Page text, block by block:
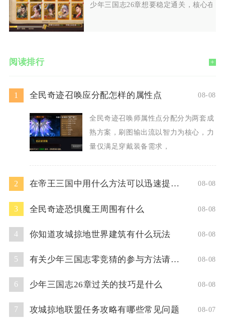
少年三国志26章想要稳定通关，核心在
阅读排行 +
1 全民奇迹召唤应分配怎样的属性点 08-08
全民奇迹召唤师属性点分配分为两套成
熟方案，刷图输出流以智力为核心，力
量仅满足穿戴装备需求，
2 在帝王三国中用什么方法可以迅速提升人物等级 08-08
3 全民奇迹恐惧魔王周围有什么 08-08
4 你知道攻城掠地世界建筑有什么玩法 08-08
5 有关少年三国志零竞猜的参与方法请问你了解吗 08-08
6 少年三国志26章过关的技巧是什么 08-08
7 攻城掠地联盟任务攻略有哪些常见问题 08-07